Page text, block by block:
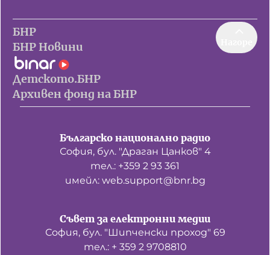
БНР
БНР Новини
Детското.БНР
Архивен фонд на БНР
Българско национално радио
София, бул. "Драган Цанков" 4
тел.: +359 2 93 361
имейл: web.support@bnr.bg
Съвет за електронни медии
София, бул. "Шипченски проход" 69
тел.: + 359 2 9708810